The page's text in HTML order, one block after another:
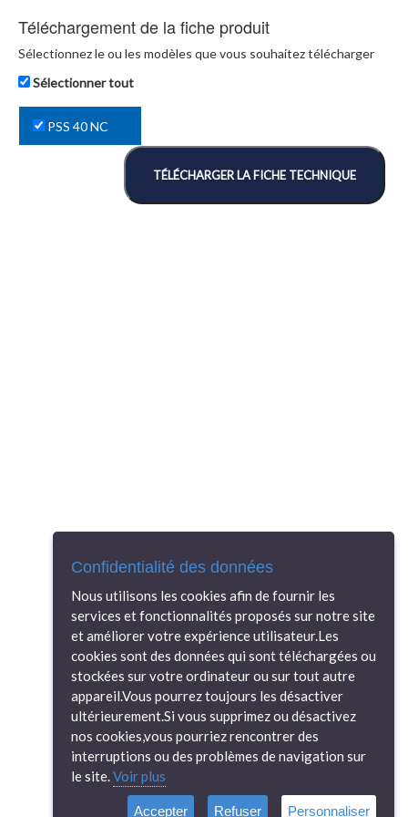
Téléchargement de la fiche produit
Sélectionnez le ou les modèles que vous souhaitez télécharger
Sélectionner tout
PSS 40 NC
Confidentialité des données
Nous utilisons les cookies afin de fournir les
services et fonctionnalités proposés sur notre site
et améliorer votre expérience utilisateur.Les
cookies sont des données qui sont téléchargées ou
stockées sur votre ordinateur ou sur tout autre
appareil.Vous pourrez toujours les désactiver
ultérieurement.Si vous supprimez ou désactivez
nos cookies,vous pourriez rencontrer des
interruptions ou des problèmes de navigation sur
le site.Voir plus
Accepter Refuser Personnaliser